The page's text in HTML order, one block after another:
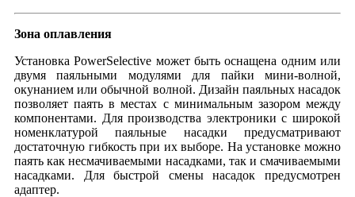
Зона оплавления
Установка PowerSelective может быть оснащена одним или
двумя паяльными модулями для пайки мини-волной,
окунанием или обычной волной. Дизайн паяльных насадок
позволяет паять в местах с минимальным зазором между
компонентами. Для производства электроники с широкой
номенклатурой паяльные насадки предусматривают
достаточную гибкость при их выборе. На установке можно
паять как несмачиваемыми насадками, так и смачиваемыми
насадками. Для быстрой смены насадок предусмотрен
адаптер.